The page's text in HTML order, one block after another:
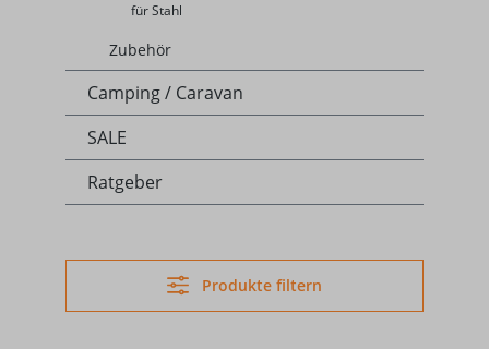
für Stahl
Zubehör
Camping / Caravan
SALE
Ratgeber
Produkte filtern